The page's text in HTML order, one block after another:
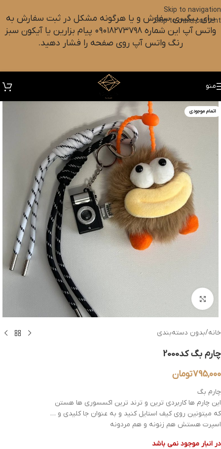
Skip to navigation
Skip to main content
برای پیگیری سفارش و یا هرگونه مشکل در ثبت سفارش به
واتس آپ این شماره ۰۹۰۱۸۲۷۳۷۹۸ پیام بزارین یا آیکون سبز
رنگ واتس آپ روی صفحه را فشار دهید.
منو
اتمام موجودی
بزرگنمایی تصویر
خانه/بدون دسته‌بندی
چارم بگ کد2000
795,000تومان
چارم بگ
این چارم ها کاربردی ترین و ترند ترین اکسسوری ها هستن
که میتونین روی کیف استایل کنید و به عنوان جا کلیدی و …
اسپرت هستش هم زنونه و هم مردونه
در انبار موجود نمی باشد